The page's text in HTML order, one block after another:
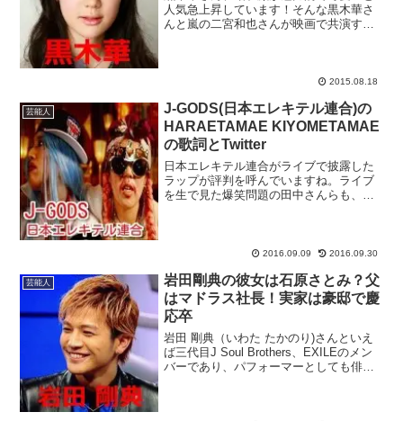
人気急上昇しています！そんな黒木華さ
んと嵐の二宮和也さんが映画で共演する
2015.08.18
芸能人
J-GODS(日本エレキテル連合)の
HARAETAMAE KIYOMETAMAE
の歌詞とTwitter
日本エレキテル連合がライブで披露した
ラップが評判を呼んでいますね。ライブ
を生で見た爆笑問題の田中さんらも、ラ
2016.09.09 2016.09.30
芸能人
岩田剛典の彼女は石原さとみ？父
はマドラス社長！実家は豪邸で慶
応卒
岩田 剛典（いわた たかのり)さんといえ
ば三代目J Soul Brothers、EXILEのメン
バーであり、パフォーマーとしても俳優